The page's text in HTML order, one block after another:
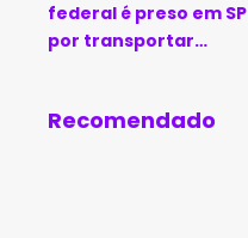
federal é preso em SP
por transportar
Recomendado